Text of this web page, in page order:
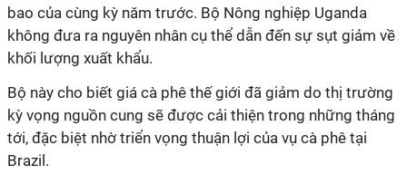
bao của cùng kỳ năm trước. Bộ Nông nghiệp Uganda
không đưa ra nguyên nhân cụ thể dẫn đến sự sụt giảm về
khối lượng xuất khẩu.
Bộ này cho biết giá cà phê thế giới đã giảm do thị trường
kỳ vọng nguồn cung sẽ được cải thiện trong những tháng
tới, đặc biệt nhờ triển vọng thuận lợi của vụ cà phê tại
Brazil.